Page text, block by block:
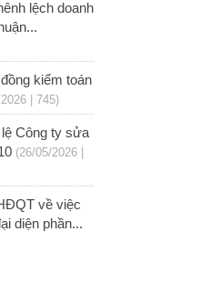
lệch doanh
kiểm toán
| 745)
Công ty sửa
(26/05/2026 |
về việc
diện phần...